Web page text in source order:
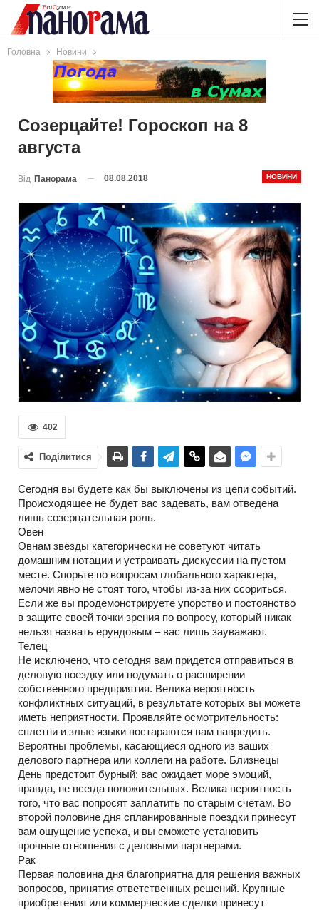
Головна Новини
Созерцайте! Гороскоп на 8
августа
НОВИНИ
Від Панорама 08.08.2018
402
Поділитися
Сегодня вы будете как бы выключены из цепи событий.
Происходящее не будет вас задевать, вам отведена
лишь созерцательная роль.
Овен
Овнам звёзды категорически не советуют читать
домашним нотации и устраивать дискуссии на пустом
месте. Спорьте по вопросам глобального характера,
мелочи явно не стоят того, чтобы из-за них ссориться.
Если же вы продемонстрируете упорство и постоянство
в защите своей точки зрения по вопросу, который никак
нельзя назвать ерундовым – вас лишь зауважают.
Телец
Не исключено, что сегодня вам придется отправиться в
деловую поездку или подумать о расширении
собственного предприятия. Велика вероятность
конфликтных ситуаций, в результате которых вы можете
иметь неприятности. Проявляйте осмотрительность:
сплетни и злые языки постараются вам навредить.
Вероятны проблемы, касающиеся одного из ваших
делового партнера или коллеги на работе. Близнецы
День предстоит бурный: вас ожидает море эмоций,
правда, не всегда положительных. Велика вероятность
того, что вас попросят заплатить по старым счетам. Во
второй половине дня спланированные поездки принесут
вам ощущение успеха, и вы сможете установить
прочные отношения с деловыми партнерами.
Рак
Первая половина дня благоприятна для решения важных
вопросов, принятия ответственных решений. Крупные
приобретения или коммерческие сделки принесут